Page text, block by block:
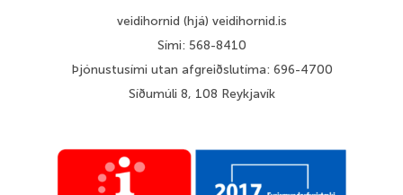
veidihornid (hjá) veidihornid.is
Sími: 568-8410
Þjónustusími utan afgreiðslutíma: 696-4700
Síðumúli 8, 108 Reykjavík